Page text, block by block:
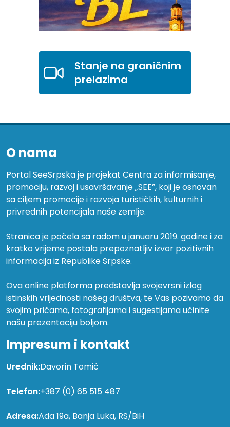
Stanje na graničnim
prelazima
O nama
Portal SeeSrpska je projekat Centra za informisanje,
promociju, razvoj i usavršavanje „SEE”, koji je osnovan
sa ciljem promocije i razvoja turističkih, kulturnih i
privrednih potencijala naše zemlje.
Stranica je počela sa radom u januaru 2019. godine i za
kratko vrijeme postala prepoznatljiv izvor pozitivnih
informacija iz Republike Srpske.
Ova online platforma predstavlja svojevrsni izlog
istinskih vrijednosti našeg društva, te Vas pozivamo da
svojim pričama, fotografijama i sugestijama učinite
našu prezentaciju boljom.
Impresum i kontakt
Urednik:Davorin Tomić
Telefon:+387 (0) 65 515 487
Adresa:Ada 19a, Banja Luka, RS/BiH